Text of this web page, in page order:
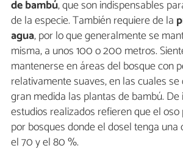
de bambú, que son indispensables
de la especie. También requiere de la
agua, por lo que generalmente se
misma, a unos 100 o 200 metros.
mantenerse en áreas del bosque con
relativamente suaves, en las cuales
gran medida las plantas de bambú.
estudios realizados refieren que el
por bosques donde el dosel tenga
el 70 y el 80 %.